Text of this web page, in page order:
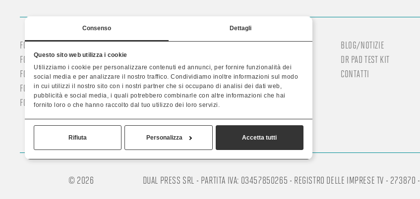
Consenso Dettagli
Questo sito web utilizza i cookie
Utilizziamo i cookie per personalizzare contenuti ed annunci, per fornire funzionalità dei
social media e per analizzare il nostro traffico. Condividiamo inoltre informazioni sul modo
in cui utilizzi il nostro sito con i nostri partner che si occupano di analisi dei dati web,
pubblicità e social media, i quali potrebbero combinarle con altre informazioni che hai
fornito loro o che hanno raccolto dal tuo utilizzo dei loro servizi.
Rifiuta Personalizza Accetta tutti
FONDELLI 8 ORE
FONDELLI LUNGHE DISTANZE
FONDELLI DONNA
FONDELLI UOMO
FONDELLI PROFESSIONALI
FONDELLI
TECNOLOGIE
PERCHÉ DR PAD
AZIENDA
BLOG/NOTIZIE
DR PAD TEST KIT
CONTATTI
© 2026 DUAL PRESS SRL - PARTITA IVA: 03457850265 - REGISTRO DELLE IMPRESE TV - 273870 -